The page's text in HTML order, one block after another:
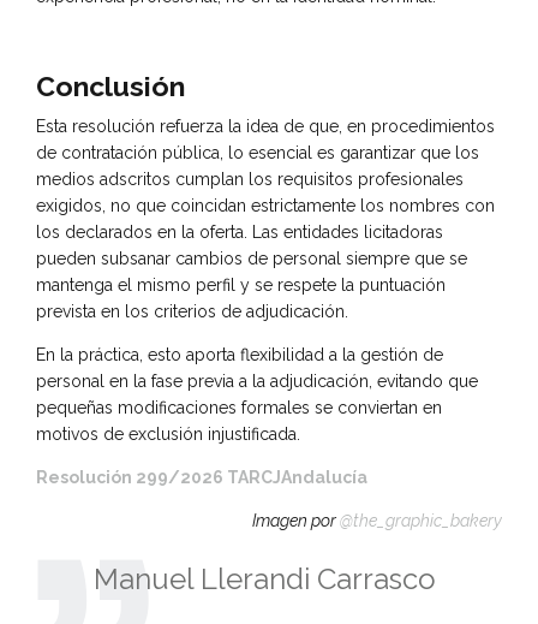
Conclusión
Esta resolución refuerza la idea de que, en procedimientos
de contratación pública, lo esencial es garantizar que los
medios adscritos cumplan los requisitos profesionales
exigidos, no que coincidan estrictamente los nombres con
los declarados en la oferta. Las entidades licitadoras
pueden subsanar cambios de personal siempre que se
mantenga el mismo perfil y se respete la puntuación
prevista en los criterios de adjudicación.
En la práctica, esto aporta flexibilidad a la gestión de
personal en la fase previa a la adjudicación, evitando que
pequeñas modificaciones formales se conviertan en
motivos de exclusión injustificada.
Resolución 299/2026 TARCJAndalucía
Imagen por@the_graphic_bakery
Manuel Llerandi Carrasco